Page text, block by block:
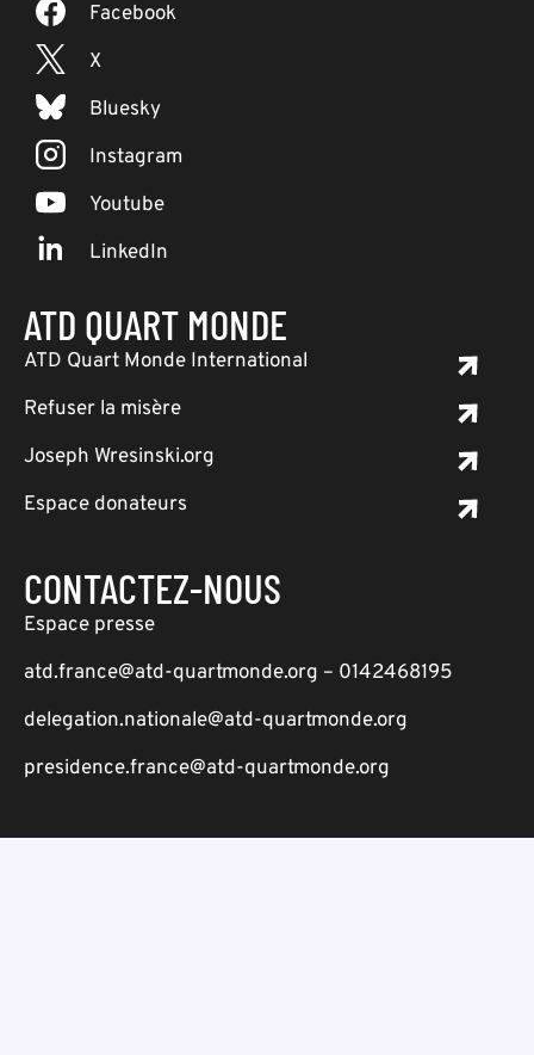
Facebook
X
Bluesky
Instagram
Youtube
LinkedIn
ATD QUART MONDE
ATD Quart Monde International
Refuser la misère
Joseph Wresinski.org
Espace donateurs
CONTACTEZ-NOUS
Espace presse
atd.france@atd-quartmonde.org – 0142468195
delegation.nationale@atd-quartmonde.org
presidence.france@atd-quartmonde.org